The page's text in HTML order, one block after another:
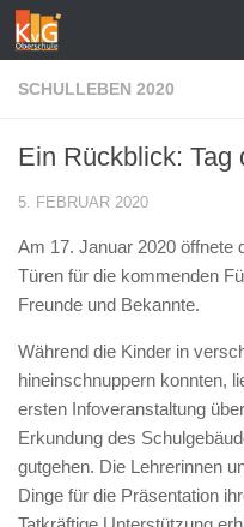
Zum Inhalt springen
SCHULLEBEN 2020
Ein Rückblick: Tag
5. FEBRUAR 2020
Am 17. Januar 2020 öffnete
Türen für die kommenden
Freunde und Bekannte.
Während die Kinder in
hineinschnuppern konnten,
ersten Infoveranstaltung
Erkundung des
gutgehen. Die Lehrerinnen
Dinge für die Präsentation